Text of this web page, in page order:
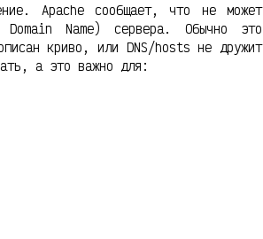
Apache сообщает, что не может
Name) сервера. Обычно это
криво, или DNS/hosts не дружит
а это важно для: